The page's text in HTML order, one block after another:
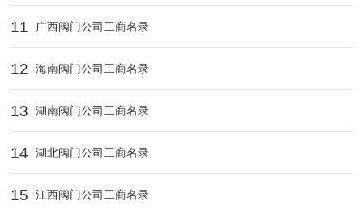
11 广西阀门公司工商名录
12 海南阀门公司工商名录
13 湖南阀门公司工商名录
14 湖北阀门公司工商名录
15 江西阀门公司工商名录